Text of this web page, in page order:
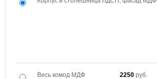
Весь комод МДФ 2250 руб.